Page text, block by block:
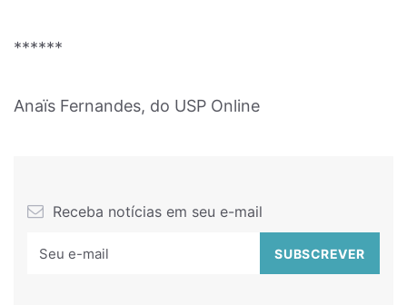
******
Anaïs Fernandes, do USP Online
Receba notícias em seu e-mail